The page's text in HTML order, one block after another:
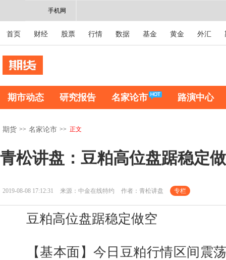
手机网
首页 财经 股票 行情 数据 基金 黄金 外汇
期市动态 研究报告 名家论市 路演中心
期货 >> 名家论市 >> 正文
青松讲盘：豆粕高位盘踞稳定
2019-08-08 17:12:31 来源：中金在线特约 作者：青松讲盘 专栏
豆粕高位盘踞稳定做空
【基本面】今日豆粕行情区间震荡